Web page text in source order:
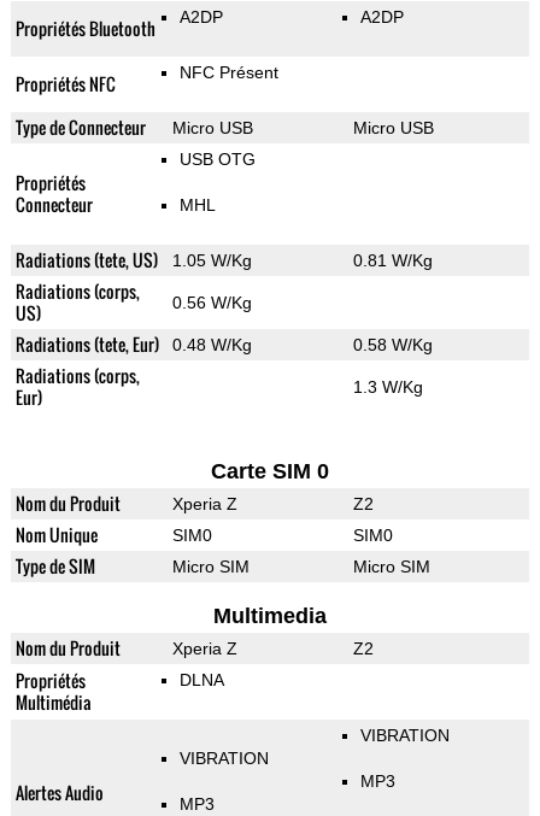
Propriétés Bluetooth A2DP A2DP
Propriétés NFC NFC Présent
Type de Connecteur Micro USB Micro USB
Propriétés
Connecteur
USB OTG
MHL
Radiations (tete, US) 1.05 W/Kg 0.81 W/Kg
Radiations (corps,
US)
0.56 W/Kg
Radiations (tete, Eur) 0.48 W/Kg 0.58 W/Kg
Radiations (corps,
Eur)
1.3 W/Kg
Carte SIM 0
Nom du Produit Xperia Z Z2
Nom Unique SIM0 SIM0
Type de SIM Micro SIM Micro SIM
Multimedia
Nom du Produit Xperia Z Z2
Propriétés
Multimédia
DLNA
Alertes Audio
VIBRATION
MP3
VIBRATION
MP3